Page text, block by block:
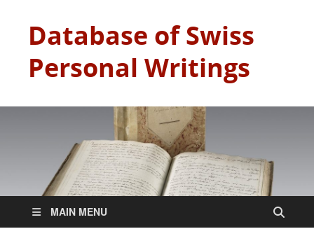
Database of Swiss
Personal Writings
MAIN MENU